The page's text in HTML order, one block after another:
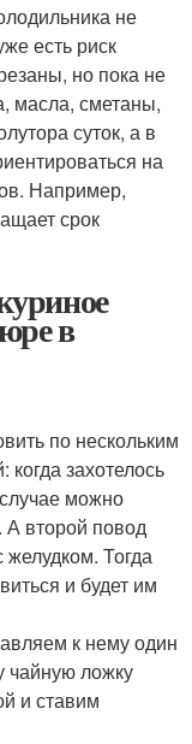
не
есть риск
но пока не
масла, сметаны,
суток, а в
на
Например,
срок
в
по нескольким
захотелось
можно
А второй повод
Тогда
и будет им
к нему один
чайную ложку
и ставим